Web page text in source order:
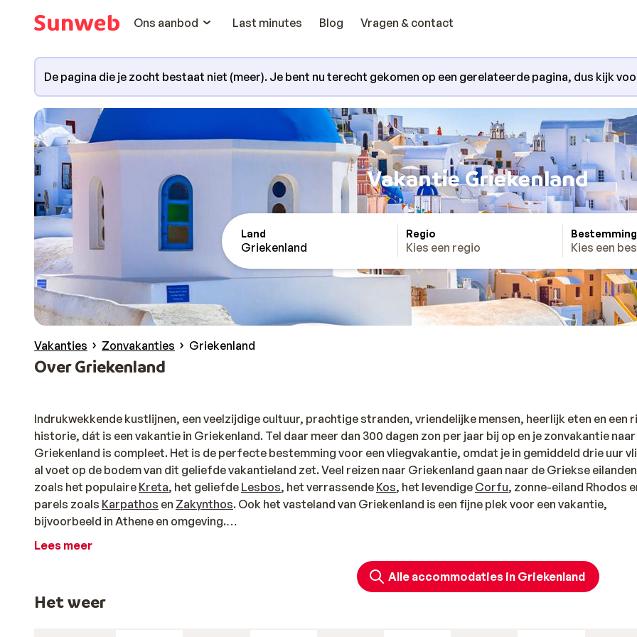
Ons aanbod
Last minutes Blog Vragen & contact
De pagina die je zocht bestaat niet (meer). Je bent nu terecht gekomen op een gerelateerde pagina, dus kijk
Vakantie Griekenland
Land
Griekenland
Regio
Kies een regio
Bestemming
Kies een
Vakanties Zonvakanties Griekenland
Over Griekenland
Indrukwekkende kustlijnen, een veelzijdige cultuur, prachtige stranden, vriendelijke mensen, heerlijk eten en een
historie, dát is een vakantie in Griekenland. Tel daar meer dan 300 dagen zon per jaar bij op en je zonvakantie naar
Griekenland is compleet. Het is de perfecte bestemming voor een vliegvakantie, omdat je in gemiddeld drie uur
al voet op de bodem van dit geliefde vakantieland zet. Veel reizen naar Griekenland gaan naar de Griekse
zoals het populaire Kreta, het geliefde Lesbos, het verrassende Kos, het levendige Corfu, zonne-eiland Rhodos
parels zoals Karpathos en Zakynthos. Ook het vasteland van Griekenland is een fijne plek voor een vakantie,
bijvoorbeeld in Athene en omgeving.
Reizen naar Griekenland: voor ieder wat wils
Of je nu wilt cultuursnuiven, shoppen of aan het strand liggen, in Griekenland kan het allemaal. Er is meer dan
kilometer aan kustlijn, dus stranden genoeg voor de zonliefhebbers. Devijf mooiste stranden van Griekenland
op de eilanden. Eilandhoppen is een mooie manier om ze zelf te ontdekken. Liever relaxen en je in de watten laten
Lees meer
Alle accommodaties in Griekenland
Het weer